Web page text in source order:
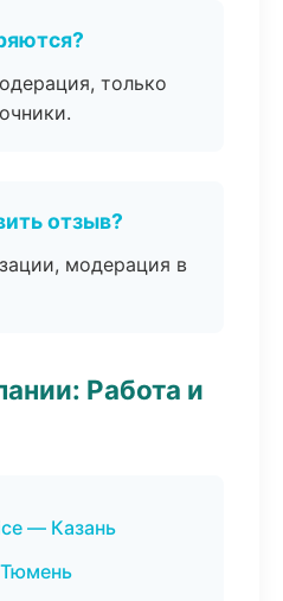
только
отзыв?
модерация в
Работа и
— Казань